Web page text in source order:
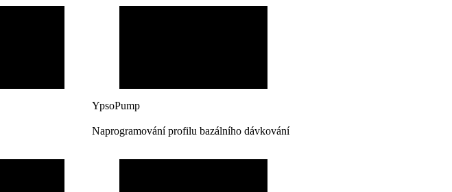
YpsoPump
Naprogramování profilu bazálního dávkování